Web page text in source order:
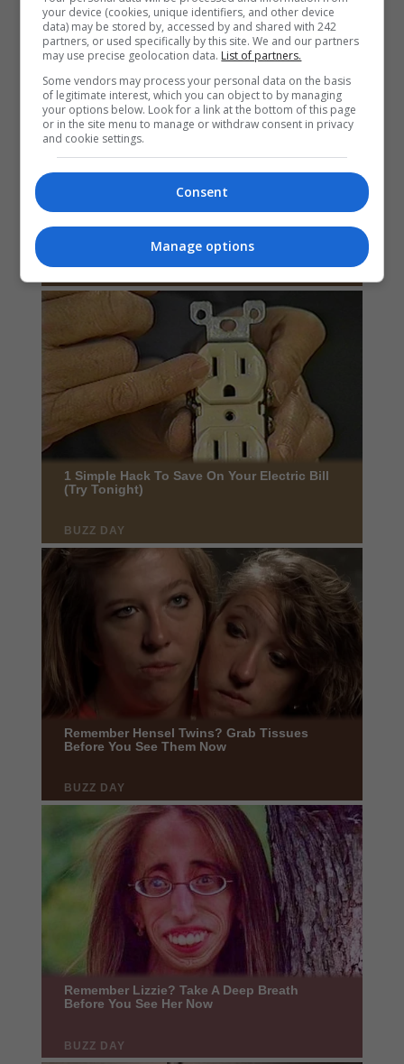
your device (cookies, unique identifiers, and other device
data) may be stored by, accessed by and shared with 242
partners, or used specifically by this site. We and our partners
may use precise geolocation data. List of partners.
Some vendors may process your personal data on the basis
of legitimate interest, which you can object to by managing
your options below. Look for a link at the bottom of this page
or in the site menu to manage or withdraw consent in privacy
and cookie settings.
Consent
Manage options